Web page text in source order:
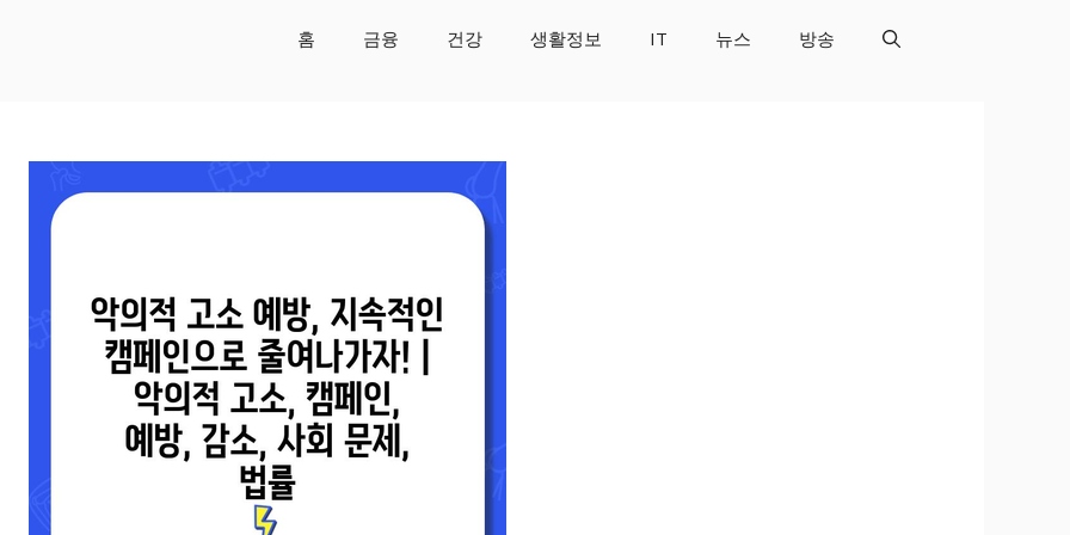
홈 금융 건강 생활정보 IT 뉴스 방송